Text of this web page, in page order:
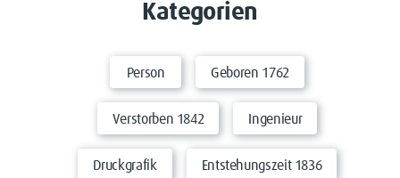
Kategorien
Person Geboren 1762
Verstorben 1842 Ingenieur
Druckgrafik Entstehungszeit 1836